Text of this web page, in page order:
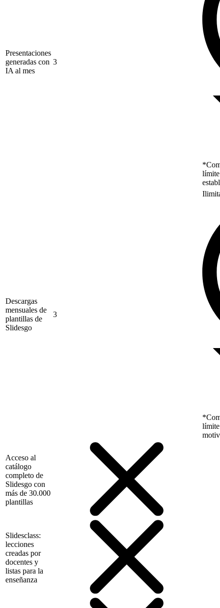
Presentaciones
generadas con
IA al mes
3
Descargas
mensuales de
plantillas de
Slidesgo
3
límite
Acceso al
catálogo
completo de
Slidesgo con
más de 30.000
plantillas
Slidesclass:
lecciones
creadas por
docentes y
listas para la
enseñanza